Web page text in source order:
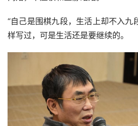
于是，这段感情也不可抑制地走向
王静离婚。